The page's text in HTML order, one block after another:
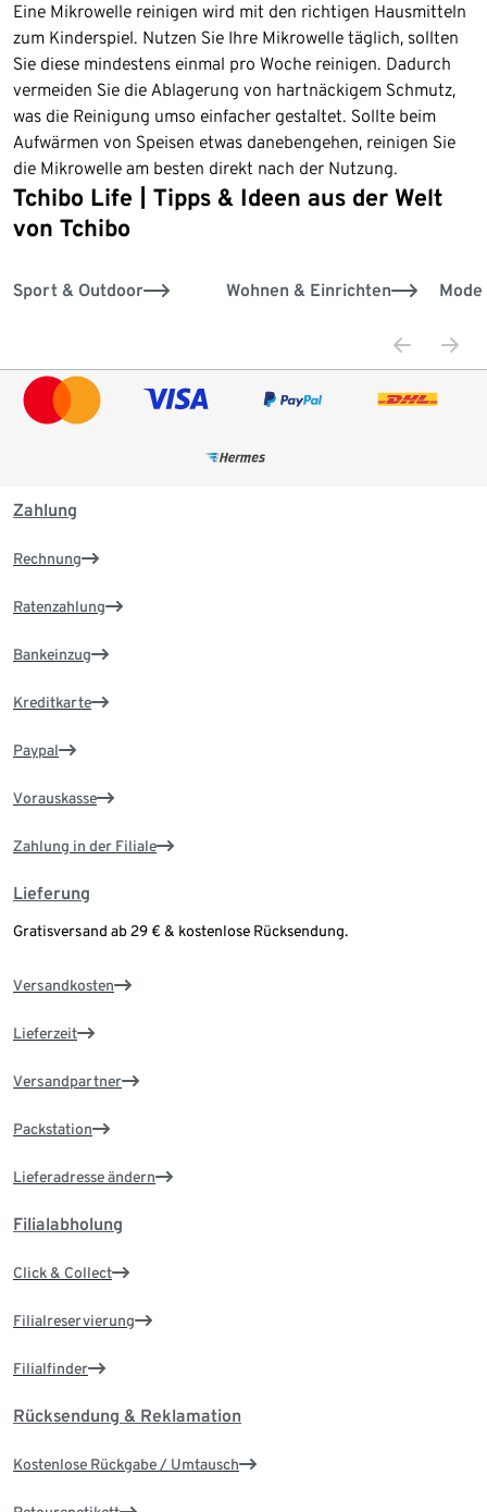
Eine Mikrowelle reinigen wird mit den richtigen Hausmitteln
zum Kinderspiel. Nutzen Sie Ihre Mikrowelle täglich, sollten
Sie diese mindestens einmal pro Woche reinigen. Dadurch
vermeiden Sie die Ablagerung von hartnäckigem Schmutz,
was die Reinigung umso einfacher gestaltet. Sollte beim
Aufwärmen von Speisen etwas danebengehen, reinigen Sie
die Mikrowelle am besten direkt nach der Nutzung.
Tchibo Life | Tipps & Ideen aus der Welt
von Tchibo
Sport & Outdoor Wohnen & Einrichten
Ende der Auflistung
Zahlung
Rechnung
Ratenzahlung
Bankeinzug
Kreditkarte
Paypal
Vorauskasse
Zahlung in der Filiale
Lieferung
Gratisversand ab 29 € & kostenlose Rücksendung.
Versandkosten
Lieferzeit
Versandpartner
Packstation
Lieferadresse ändern
Filialabholung
Click & Collect
Filialreservierung
Filialfinder
Rücksendung & Reklamation
Kostenlose Rückgabe / Umtausch